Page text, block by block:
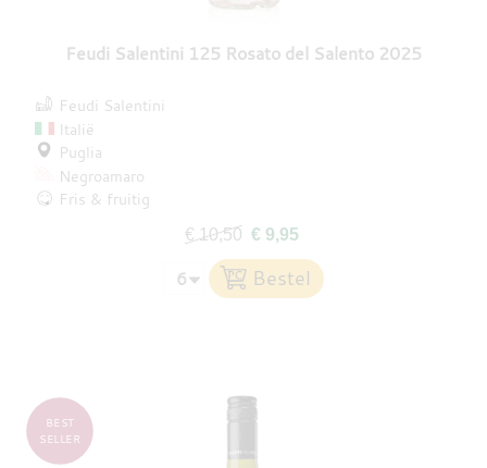
Feudi Salentini 125 Rosato del Salento 2025
Feudi Salentini
Italië
Puglia
Negroamaro
Fris & fruitig
€ 10,50 € 9,95
BEST
SELLER